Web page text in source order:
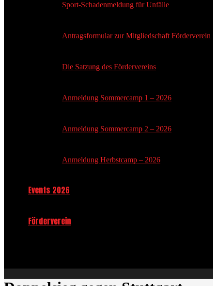
Sport-Schadenmeldung für Unfälle
Antragsformular zur Mitgliedschaft Förderverein
Die Satzung des Fördervereins
Anmeldung Sommercamp 1 – 2026
Anmeldung Sommercamp 2 – 2026
Anmeldung Herbstcamp – 2026
Events 2026
Förderverein